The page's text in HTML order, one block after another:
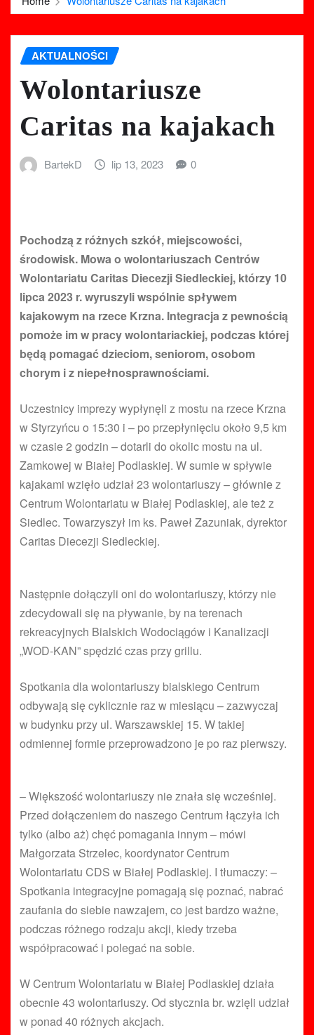
AKTUALNOŚCI
Wolontariusze
Caritas na kajakach
BartekD lip 13, 2023 0
Pochodzą z różnych szkół, miejscowości,
środowisk. Mowa o wolontariuszach Centrów
Wolontariatu Caritas Diecezji Siedleckiej, którzy 10
lipca 2023 r. wyruszyli wspólnie spływem
kajakowym na rzece Krzna. Integracja z pewnością
pomoże im w pracy wolontariackiej, podczas której
będą pomagać dzieciom, seniorom, osobom
chorym i z niepełnosprawnościami.
Uczestnicy imprezy wypłynęli z mostu na rzece Krzna
w Styrzyńcu o 15:30 i – po przepłynięciu około 9,5 km
w czasie 2 godzin – dotarli do okolic mostu na ul.
Zamkowej w Białej Podlaskiej. W sumie w spływie
kajakami wzięło udział 23 wolontariuszy – głównie z
Centrum Wolontariatu w Białej Podlaskiej, ale też z
Siedlec. Towarzyszył im ks. Paweł Zazuniak, dyrektor
Caritas Diecezji Siedleckiej.
Następnie dołączyli oni do wolontariuszy, którzy nie
zdecydowali się na pływanie, by na terenach
rekreacyjnych Bialskich Wodociągów i Kanalizacji
„WOD-KAN” spędzić czas przy grillu.
Spotkania dla wolontariuszy bialskiego Centrum
odbywają się cyklicznie raz w miesiącu – zazwyczaj
w budynku przy ul. Warszawskiej 15. W takiej
odmiennej formie przeprowadzono je po raz pierwszy.
– Większość wolontariuszy nie znała się wcześniej.
Przed dołączeniem do naszego Centrum łączyła ich
tylko (albo aż) chęć pomagania innym – mówi
Małgorzata Strzelec, koordynator Centrum
Wolontariatu CDS w Białej Podlaskiej. I tłumaczy: –
Spotkania integracyjne pomagają się poznać, nabrać
zaufania do siebie nawzajem, co jest bardzo ważne,
podczas różnego rodzaju akcji, kiedy trzeba
współpracować i polegać na sobie.
W Centrum Wolontariatu w Białej Podlaskiej działa
obecnie 43 wolontariuszy. Od stycznia br. wzięli udział
w ponad 40 różnych akcjach.